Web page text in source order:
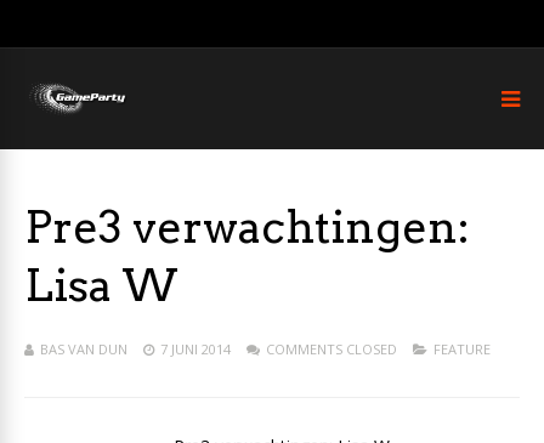
Pre3 verwachtingen:
Lisa W
BAS VAN DUN 7 JUNI 2014 COMMENTS CLOSED FEATURE